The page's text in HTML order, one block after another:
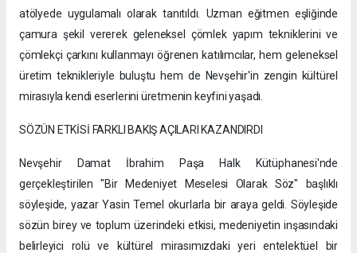
atölyede uygulamalı olarak tanıtıldı. Uzman eğitmen eşliğinde
çamura şekil vererek geleneksel çömlek yapım tekniklerini ve
çömlekçi çarkını kullanmayı öğrenen katılımcılar, hem geleneksel
üretim teknikleriyle buluştu hem de Nevşehir'in zengin kültürel
mirasıyla kendi eserlerini üretmenin keyfini yaşadı.
SÖZÜN ETKİSİ FARKLI BAKIŞ AÇILARI KAZANDIRDI
Nevşehir Damat İbrahim Paşa Halk Kütüphanesi'nde
gerçekleştirilen "Bir Medeniyet Meselesi Olarak Söz" başlıklı
söyleşide, yazar Yasin Temel okurlarla bir araya geldi. Söyleşide
sözün birey ve toplum üzerindeki etkisi, medeniyetin inşasındaki
belirleyici rolü ve kültürel mirasımızdaki yeri entelektüel bir